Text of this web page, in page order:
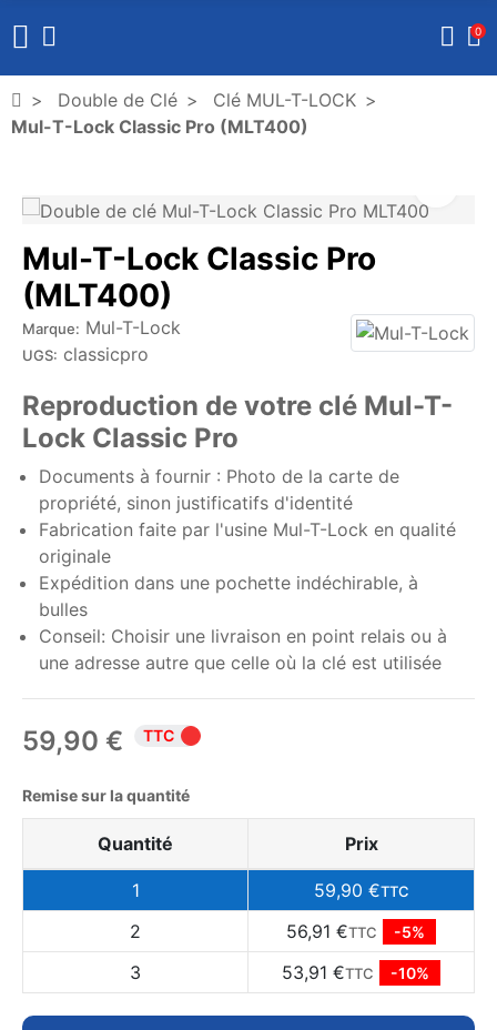
0
Double de Clé
Clé MUL-T-LOCK
Mul-T-Lock Classic Pro (MLT400)
Mul-T-Lock Classic Pro
(MLT400)
Marque: Mul-T-Lock
UGS: classicpro
Reproduction de votre clé Mul-T-
Lock Classic Pro
Documents à fournir : Photo de la carte de
propriété, sinon justificatifs d'identité
Fabrication faite par l'usine Mul-T-Lock en qualité
originale
Expédition dans une pochette indéchirable, à
bulles
Conseil: Choisir une livraison en point relais ou à
une adresse autre que celle où la clé est utilisée
59,90 € TTC
Remise sur la quantité
Quantité Prix
1 59,90 €TTC
2 56,91 €TTC -5%
3 53,91 €TTC -10%